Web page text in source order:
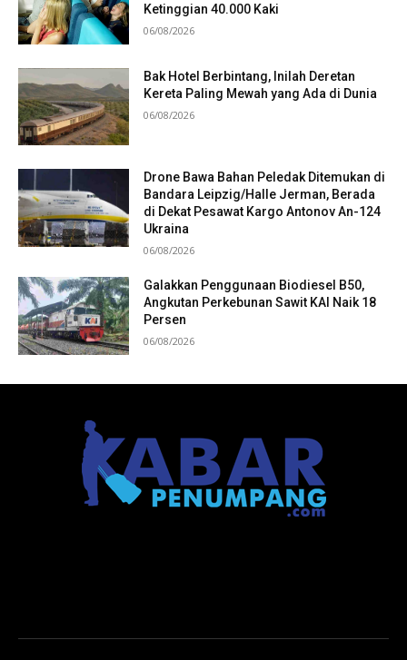
Ketinggian 40.000 Kaki
06/08/2026
Bak Hotel Berbintang, Inilah Deretan
Kereta Paling Mewah yang Ada di Dunia
06/08/2026
Drone Bawa Bahan Peledak Ditemukan di
Bandara Leipzig/Halle Jerman, Berada
di Dekat Pesawat Kargo Antonov An-124
Ukraina
06/08/2026
Galakkan Penggunaan Biodiesel B50,
Angkutan Perkebunan Sawit KAI Naik 18
Persen
06/08/2026